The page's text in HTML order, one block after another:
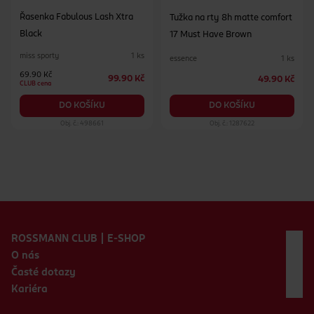
Řasenka Fabulous Lash Xtra
Black
miss sporty 1 ks
69.90 Kč
CLUB cena
99.90 Kč
DO KOŠÍKU
Obj. č.: 498661
Tužka na rty 8h matte comfort
17 Must Have Brown
essence 1 ks
49.90 Kč
DO KOŠÍKU
Obj. č.: 1287622
ROSSMANN CLUB | E-SHOP
O nás
Časté dotazy
Kariéra